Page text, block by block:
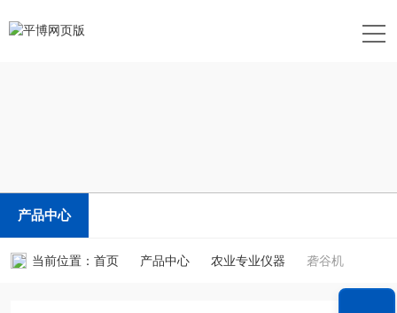
产品中心
当前位置： 首页 产品中心 农业专业仪器 砻谷机